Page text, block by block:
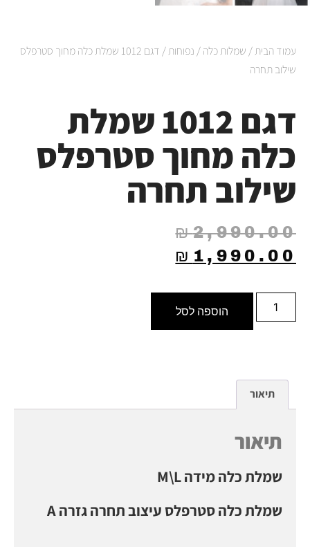
עמוד הבית/ שמלות כלה/ נפוחות
/ דגם 1012 שמלת כלה מחוך סטרפלס
שילוב תחרה
דגם 1012 שמלת
כלה מחוך סטרפלס
שילוב תחרה
₪2,990.00
₪ 1,990.00
הוספה לסל
תיאור
תיאור
שמלת כלה מידה M\L
שמלת כלה סטרפלס עיצוב תחרה גזרה A